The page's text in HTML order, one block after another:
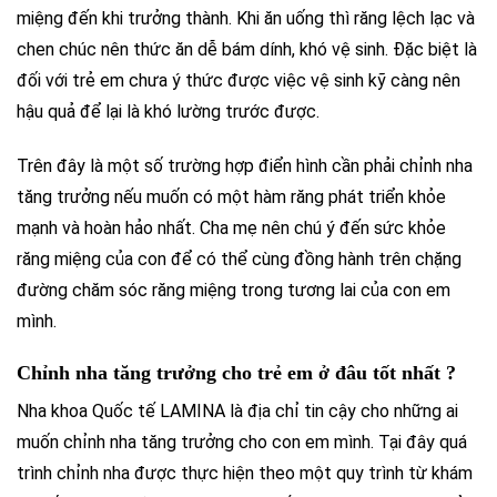
miệng đến khi trưởng thành. Khi ăn uống thì răng lệch lạc và
chen chúc nên thức ăn dễ bám dính, khó vệ sinh. Đặc biệt là
đối với trẻ em chưa ý thức được việc vệ sinh kỹ càng nên
hậu quả để lại là khó lường trước được.
Trên đây là một số trường hợp điển hình cần phải chỉnh nha
tăng trưởng nếu muốn có một hàm răng phát triển khỏe
mạnh và hoàn hảo nhất. Cha mẹ nên chú ý đến sức khỏe
răng miệng của con để có thể cùng đồng hành trên chặng
đường chăm sóc răng miệng trong tương lai của con em
mình.
Chỉnh nha tăng trưởng cho trẻ em ở đâu tốt nhất ?
Nha khoa Quốc tế LAMINA là địa chỉ tin cậy cho những ai
muốn chỉnh nha tăng trưởng cho con em mình. Tại đây quá
trình chỉnh nha được thực hiện theo một quy trình từ khám